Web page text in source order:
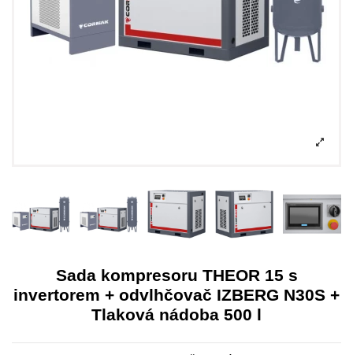
Sada kompresoru THEOR 15 s
invertorem + odvlhčovač IZBERG N30S +
Tlaková nádoba 500 l